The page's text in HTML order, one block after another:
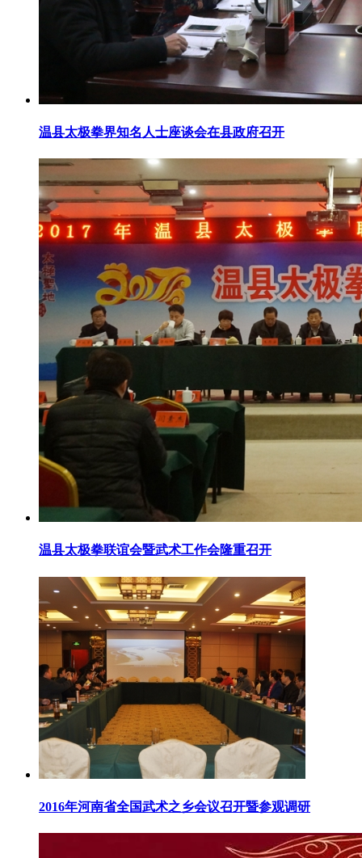
温县太极拳界知名人士座谈会在县政府召开
温县太极拳联谊会暨武术工作会隆重召开
2016年河南省全国武术之乡会议召开暨参观调研